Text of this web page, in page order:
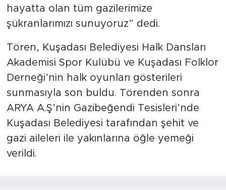
hayatta olan tüm gazilerimize
şükranlarımızı sunuyoruz” dedi.
Tören, Kuşadası Belediyesi Halk Dansları
Akademisi Spor Kulübü ve Kuşadası Folklor
Derneği’nin halk oyunları gösterileri
sunmasıyla son buldu. Törenden sonra
ARYA A.Ş’nin Gazibeğendi Tesisleri’nde
Kuşadası Belediyesi tarafından şehit ve
gazi aileleri ile yakınlarına öğle yemeği
verildi.